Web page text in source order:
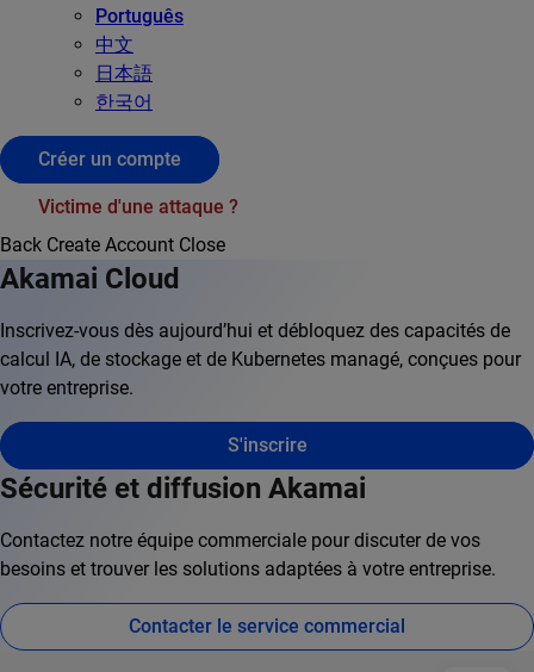
Português
中文
日本語
한국어
Créer un compte
Victime d'une attaque ?
Back Create Account Close
Akamai Cloud
Inscrivez-vous dès aujourd’hui et débloquez des capacités de
calcul IA, de stockage et de Kubernetes managé, conçues pour
votre entreprise.
S'inscrire
Sécurité et diffusion Akamai
Contactez notre équipe commerciale pour discuter de vos
besoins et trouver les solutions adaptées à votre entreprise.
Contacter le service commercial